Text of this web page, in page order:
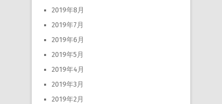
2019年8月
2019年7月
2019年6月
2019年5月
2019年4月
2019年3月
2019年2月